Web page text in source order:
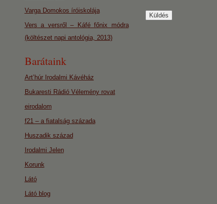
Varga Domokos íróiskolája
Vers a versről – Káfé főnix módra
(költészet napi antológia, 2013)
Barátaink
Art’húr Irodalmi Kávéház
Bukaresti Rádió Vélemény rovat
eirodalom
f21 – a fiatalság százada
Huszadik század
Irodalmi Jelen
Korunk
Látó
Látó blog